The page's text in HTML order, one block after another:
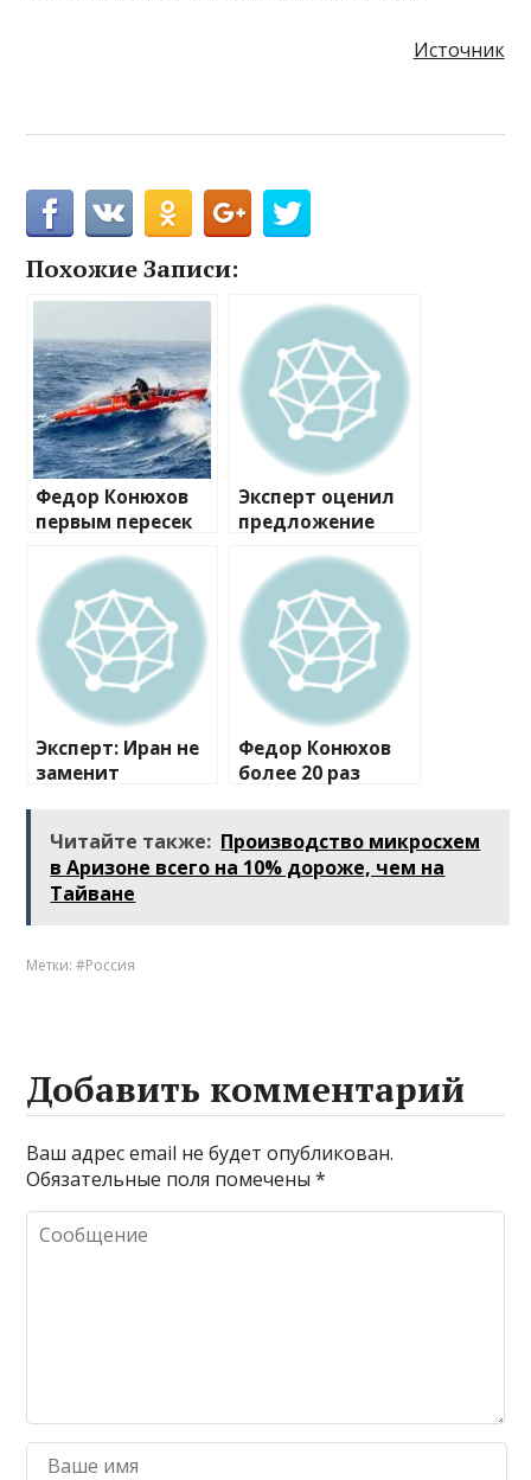
Источник
Похожие Записи:
Федор Конюхов
первым пересек
Атлантику на
весельной лодке
Эксперт оценил
предложение
ввести «период
охлаждения»
для возврата
билетов
Эксперт: Иран не
заменит
пляжи Анапы
Федор Конюхов
более 20 раз
Атлантики
Читайте также: Производство микросхем
в Аризоне всего на 10% дороже, чем на
Тайване
Метки:#Россия
Добавить комментарий
Ваш адрес email не будет опубликован.
Обязательные поля помечены*